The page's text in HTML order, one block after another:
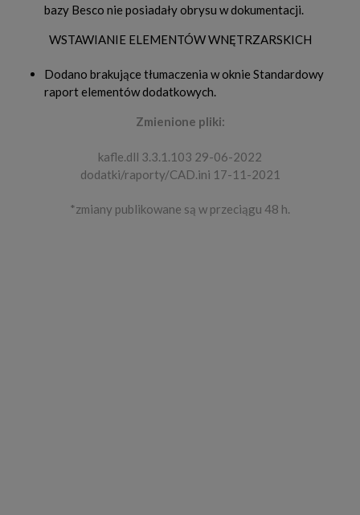
bazy Besco nie posiadały obrysu w dokumentacji.
WSTAWIANIE ELEMENTÓW WNĘTRZARSKICH
Dodano brakujące tłumaczenia w oknie Standardowy
raport elementów dodatkowych.
Zmienione pliki:
kafle.dll 3.3.1.103 29-06-2022
dodatki/raporty/CAD.ini 17-11-2021
*zmiany publikowane są w przeciągu 48 h.